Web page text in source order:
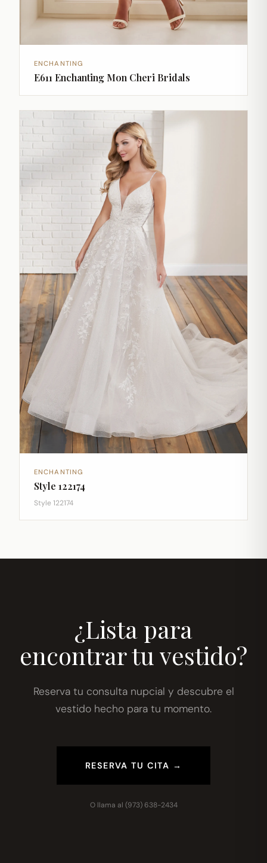
ENCHANTING
E611 Enchanting Mon Cheri Bridals
ENCHANTING
Style 122174
Style 122174
¿Lista para
encontrar tu vestido?
Reserva tu consulta nupcial y descubre el
vestido hecho para tu momento.
RESERVA TU CITA →
O llama al (973) 638-2434